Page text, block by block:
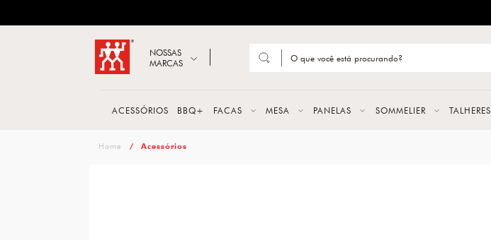
ZWILLING
NOSSAS
MARCAS
FACAS
ACESSÓRIOS BBQ+ FACAS MESA PANELAS SOMMELIER TALHERES
Acessórios